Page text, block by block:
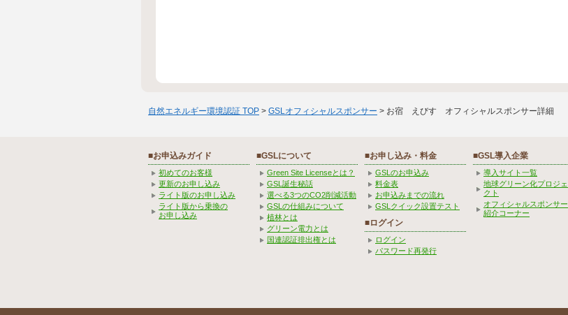
自然エネルギー環境認証 TOP > GSLオフィシャルスポンサー > お宿 えびす オフィシャルスポンサー詳細
■お申込みガイド
初めてのお客様
更新のお申し込み
ライト版のお申し込み
ライト版から乗換の
お申し込み
■GSLについて
Green Site Licenseとは？
GSL誕生秘話
選べる3つのCO2削減活動
GSLの仕組みについて
植林とは
グリーン電力とは
国連認証排出権とは
■お申し込み・料金
GSLのお申込み
料金表
お申込みまでの流れ
GSLクイック設置テスト
■ログイン
ログイン
パスワード再発行
■GSL導入企業
導入サイト一覧
地球グリーン化プロジェ
クト
オフィシャルスポンサー
紹介コーナー